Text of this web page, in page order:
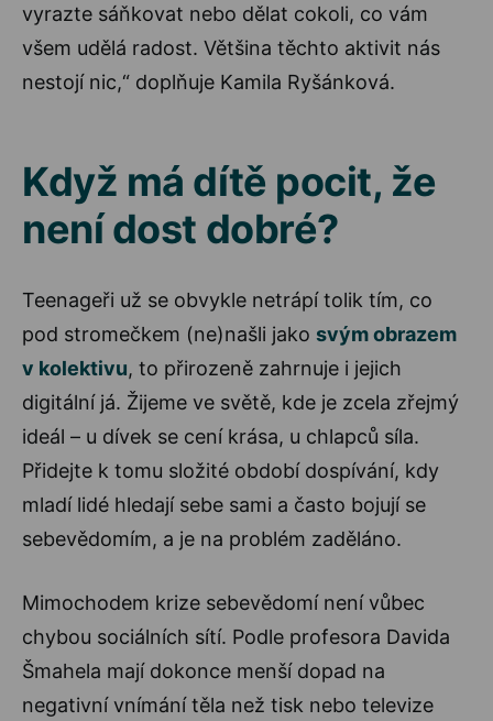
vyrazte sáňkovat nebo dělat cokoli, co vám
všem udělá radost. Většina těchto aktivit nás
nestojí nic,“ doplňuje Kamila Ryšánková.
Když má dítě pocit, že
není dost dobré?
Teenageři už se obvykle netrápí tolik tím, co
pod stromečkem (ne)našli jako svým obrazem
v kolektivu, to přirozeně zahrnuje i jejich
digitální já. Žijeme ve světě, kde je zcela zřejmý
ideál – u dívek se cení krása, u chlapců síla.
Přidejte k tomu složité období dospívání, kdy
mladí lidé hledají sebe sami a často bojují se
sebevědomím, a je na problém zaděláno.
Mimochodem krize sebevědomí není vůbec
chybou sociálních sítí. Podle profesora Davida
Šmahela mají dokonce menší dopad na
negativní vnímání těla než tisk nebo televize